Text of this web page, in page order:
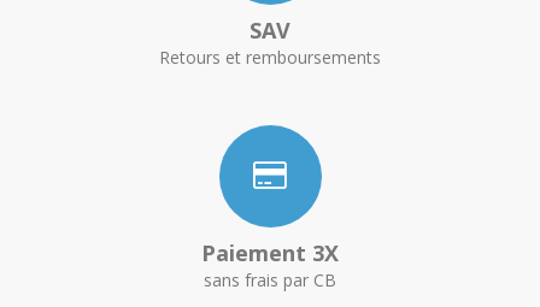
SAV
Retours et remboursements
Paiement 3X
sans frais par CB